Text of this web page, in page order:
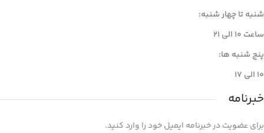
شنبه تا چهار شنبه:
ساعت ۱۰ الی ۲۱
پنج شنبه ها:
۱۰ الی ۱۷
خبرنامه
برای عضویت در خبرنامه ایمیل خود را وارد کنید.